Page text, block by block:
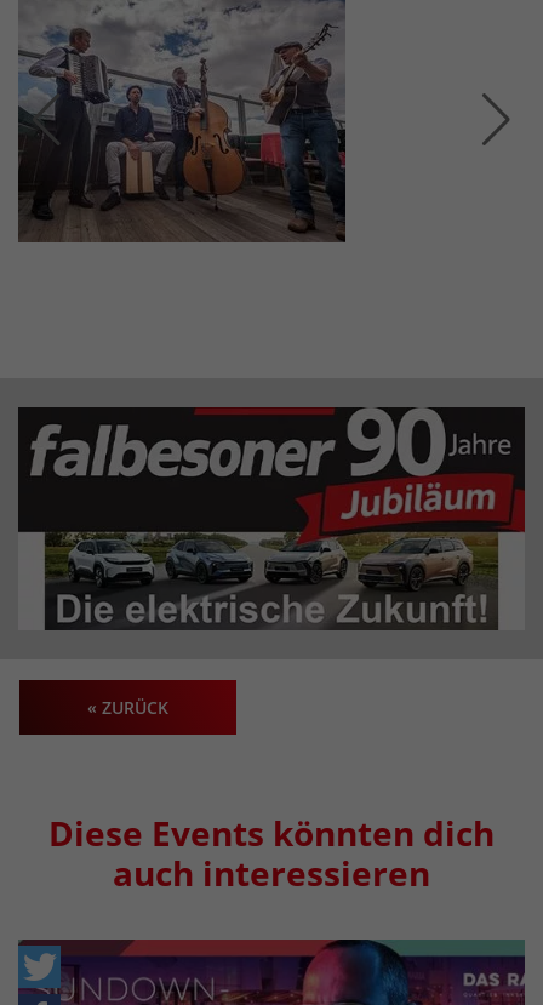
« ZURÜCK
Diese Events könnten dich
auch interessieren